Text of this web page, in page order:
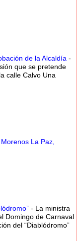
de la Alcaldía -
que se pretende
calle Calvo Una
La Paz,
- La ministra
Domingo de Carnaval
del “Diablódromo”